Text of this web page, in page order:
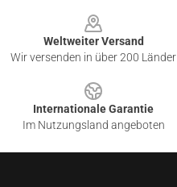
Weltweiter Versand
Wir versenden in über 200 Länder
Internationale Garantie
Im Nutzungsland angeboten